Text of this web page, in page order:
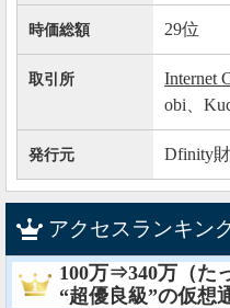
時価総額 29位
取引所 Internet
obi、
発行元 Dfinity
アクセスランキン
100万⇒340万（た
“超優良級”の仮想